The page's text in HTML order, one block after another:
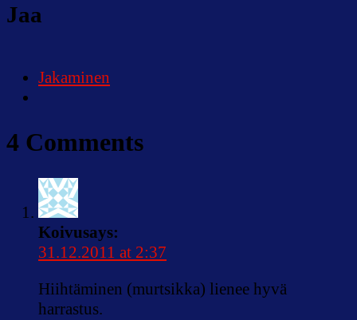
Jaa
Jakaminen
4 Comments
Koivusays:
31.12.2011 at 2:37
Hiihtäminen (murtsikka) lienee hyvä
harrastus.